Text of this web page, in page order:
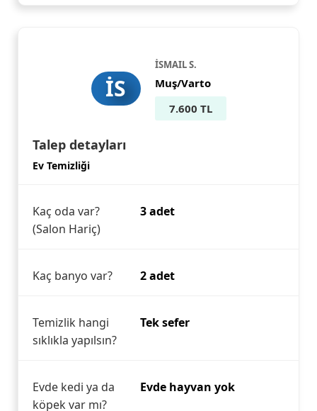
İS
İSMAIL S.
Muş/Varto
7.600 TL
Talep detayları
Ev Temizliği
Kaç oda var?
(Salon Hariç)
3 adet
Kaç banyo var? 2 adet
Temizlik hangi
sıklıkla yapılsın?
Tek sefer
Evde kedi ya da
köpek var mı?
Evde hayvan yok